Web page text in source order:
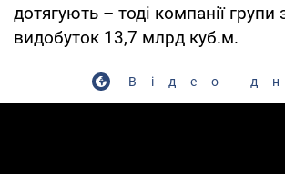
дотягують – тоді компанії групи
видобуток 13,7 млрд куб.м.
Відео